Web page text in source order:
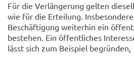
Für die Verlängerung gelten
wie für die Erteilung.
Beschäftigung weiterhin ein
bestehen. Ein öffentliches
lässt sich zum Beispiel begründen,